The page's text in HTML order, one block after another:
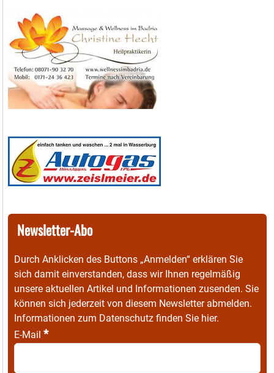
Newsletter-Abo
Durch Anklicken des Buttons „Anmelden“ erklären Sie
sich damit einverstanden, dass wir Ihnen regelmäßig
unsere aktuellen Artikel und Informationen zusenden. Sie
können sich jederzeit von diesem Newsletter abmelden.
Informationen zum Datenschutz finden Sie hier.
E-Mail *